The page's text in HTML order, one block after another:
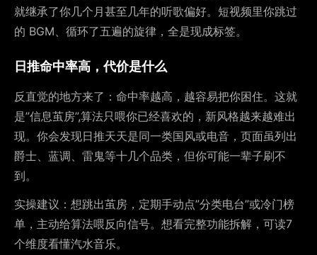
就继承了你几个月甚至几年的听歌偏好。短视频里你跳过
的 BGM、循环了五遍的旋律，全是现成标签。
日推命中率高，代价是什么
反直觉的地方来了：命中率越高，越容易把你困住。这就
是”信息茧房”,算法只喂你已经喜欢的，新风格越来越难出
现。你会发现日推天天是同一类国风或电音，页面虽列出
爵士、蓝调、雷鬼等十几个品类，但你可能一辈子刷不
到。
实操建议：想跳出茧房，定期手动点”分类电台”或冷门榜
单，主动给算法喂反向信号。想看完整功能拆解，可读7
个维度看懂汽水音乐。